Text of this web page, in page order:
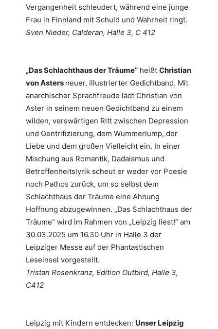
Vergangenheit schleudert, während eine junge
Frau in Finnland mit Schuld und Wahrheit ringt.
Sven Nieder, Calderan, Halle 3, C 412
„Das Schlachthaus der Träume“heißt Christian
von Asters neuer, illustrierter Gedichtband. Mit
anarchischer Sprachfreude lädt Christian von
Aster in seinem neuen Gedichtband zu einem
wilden, verswärtigen Ritt zwischen Depression
und Gentrifizierung, dem Wummerlump, der
Liebe und dem großen Vielleicht ein. In einer
Mischung aus Romantik, Dadaismus und
Betroffenheitslyrik scheut er weder vor Poesie
noch Pathos zurück, um so selbst dem
Schlachthaus der Träume eine Ahnung
Hoffnung abzugewinnen. „Das Schlachthaus der
Träume“ wird im Rahmen von „Leipzig liest!“ am
30.03.2025 um 16.30 Uhr in Halle 3 der
Leipziger Messe auf der Phantastischen
Leseinsel vorgestellt.
Tristan Rosenkranz, Edition Outbird, Halle 3,
C412
Leipzig mit Kindern entdecken: Unser Leipzig